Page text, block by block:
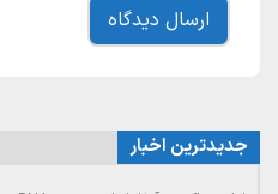
جدیدترین اخبار